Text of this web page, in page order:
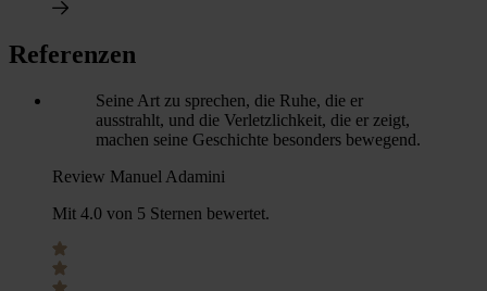
Referenzen
Seine Art zu sprechen, die Ruhe, die er
ausstrahlt, und die Verletzlichkeit, die er zeigt,
machen seine Geschichte besonders bewegend.
Review Manuel Adamini
Mit 4.0 von 5 Sternen bewertet.